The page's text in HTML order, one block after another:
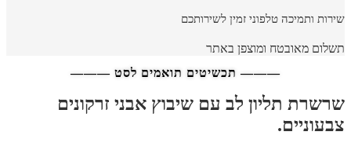
שירות ותמיכה טלפוני זמין לשירותכם
תשלום מאובטח ומוצפן באתר
——— תכשיטים תואמים לסט ———
שרשרת תליון לב עם שיבוץ אבני זרקונים
צבעוניים.